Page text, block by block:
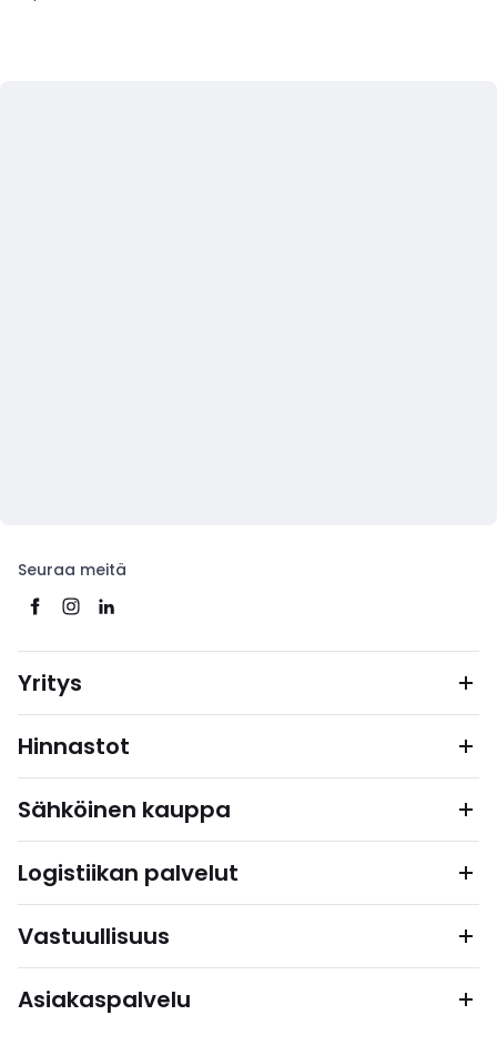
Seuraa meitä
Yritys
Hinnastot
Sähköinen kauppa
Logistiikan palvelut
Vastuullisuus
Asiakaspalvelu